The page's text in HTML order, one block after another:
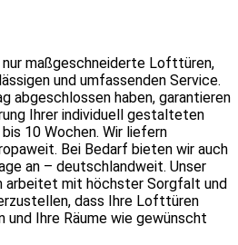
maßgeschneiderte Lofttüren,
und umfassenden Service.
abgeschlossen haben, garantieren
Ihrer individuell gestalteten
10 Wochen. Wir liefern
Bei Bedarf bieten wir auch
an – deutschlandweit. Unser
arbeitet mit höchster Sorgfalt und
dass Ihre Lofttüren
Ihre Räume wie gewünscht